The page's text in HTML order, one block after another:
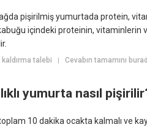
pişirilmiş yumurtada protein,
içindeki proteinin, vitaminlerin
kaldırma talebi Cevabın tamamını
yumurta nasıl
10 dakika ocakta kalmalı ve